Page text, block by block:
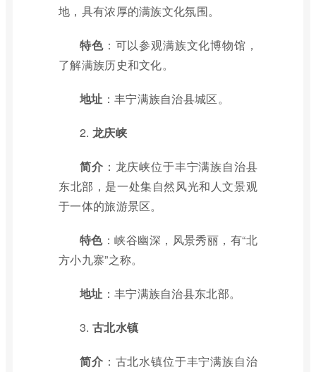
地，具有浓厚的满族文化氛围。
特色：可以参观满族文化博物馆，
了解满族历史和文化。
地址 ：丰宁满族自治县城区。
2. 龙庆峡
简介 ：龙庆峡位于丰宁满族自治县
东北部，是一处集自然风光和人文景观
于一体的旅游景区。
特色：峡谷幽深，风景秀丽，有“北
方小九寨”之称。
地址 ：丰宁满族自治县东北部。
3. 古北水镇
简介 ：古北水镇位于丰宁满族自治